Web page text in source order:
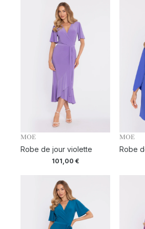
MOE
Robe de jour violette
101,00 €
MOE
Robe